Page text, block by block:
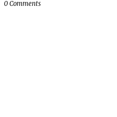
0 Comments